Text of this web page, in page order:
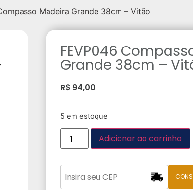
Madeira Grande 38cm – Vitão
FEVP046
Grande 38cm –
R$ 94,00
5 em estoque
Adicionar ao carrinho